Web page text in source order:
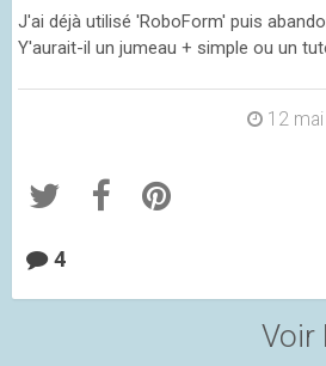
J'ai déjà utilisé 'RoboForm' puis
Y'aurait-il un jumeau + simple ou un
12
4
Voir